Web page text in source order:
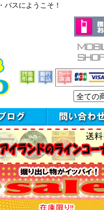
スにようこそ！